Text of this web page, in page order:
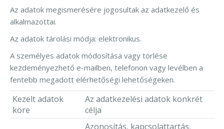
Az adatok megismerésére jogosultak az adatkezelő és
alkalmazottai.
Az adatok tárolási módja: elektronikus.
A személyes adatok módosítása vagy törlése
kezdeményezhető e-mailben, telefonon vagy levélben a
fentebb megadott elérhetőségi lehetőségeken.
Kezelt adatok
köre
Az adatkezelési adatok konkrét
célja
Azonosítás, kapcsolattartás,